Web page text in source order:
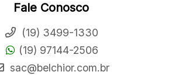
Fale Conosco
(19) 3499-1330
(19) 97144-2506
sac@belchior.com.br